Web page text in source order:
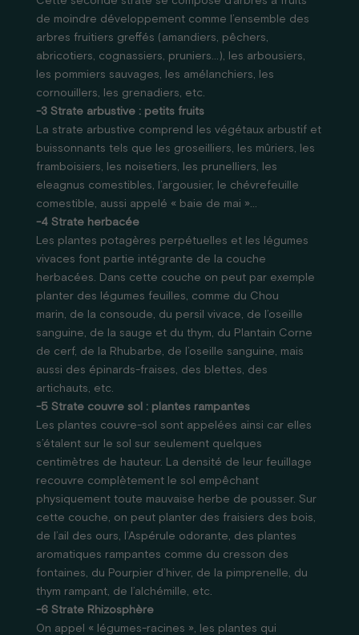
de moindre développement comme l’ensemble des
arbres fruitiers greffés (amandiers, pêchers,
abricotiers, cognassiers, pruniers…), les arbousiers,
les pommiers sauvages, les amélanchiers, les
cornouillers, les grenadiers, etc.
-3 Strate arbustive : petits fruits
La strate arbustive comprend les végétaux arbustif et
buissonnants tels que les groseilliers, les mûriers, les
framboisiers, les noisetiers, les prunelliers, les
eleagnus comestibles, l’argousier, le chévrefeuille
comestible, aussi appelé « baie de mai »…
-4 Strate herbacée
Les plantes potagères perpétuelles et les légumes
vivaces font partie intégrante de la couche
herbacées. Dans cette couche on peut par exemple
planter des légumes feuilles, comme du Chou
marin, de la consoude, du persil vivace, de l’oseille
sanguine, de la sauge et du thym, du Plantain Corne
de cerf, de la Rhubarbe, de l’oseille sanguine, mais
aussi des épinards-fraises, des blettes, des
artichauts, etc.
-5 Strate couvre sol : plantes rampantes
Les plantes couvre-sol sont appelées ainsi car elles
s’étalent sur le sol sur seulement quelques
centimètres de hauteur. La densité de leur feuillage
recouvre complètement le sol empêchant
physiquement toute mauvaise herbe de pousser. Sur
cette couche, on peut planter des fraisiers des bois,
de l’ail des ours, l’Aspérule odorante, des plantes
aromatiques rampantes comme du cresson des
fontaines, du Pourpier d’hiver, de la pimprenelle, du
thym rampant, de l’alchémille, etc.
-6 Strate Rhizosphère
On appel « légumes-racines », les plantes qui